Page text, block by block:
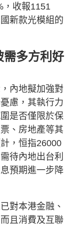
，收報1151
新款光模組的
需多方利好
內地擬加強對
慮，其執行力
是否僅限於保
、房地產等其
，恒指26000
待內地出台利
預期進一步降
對本港金融、
且消費及互聯